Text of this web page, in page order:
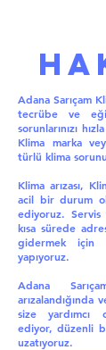
Adana Sarıçam
tecrübe ve
sorunlarınızı
Klima marka
türlü klima
Klima arızası,
acil bir durum
ediyoruz. Servis
kısa sürede
gidermek için
yapıyoruz.
Adana
arızalandığında
size yardımcı
ediyor, düzenli
uzatıyoruz.